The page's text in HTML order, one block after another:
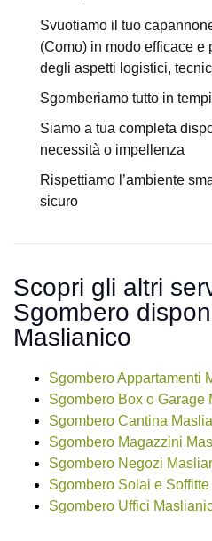
Svuotiamo il tuo
(Como) in modo efficace
degli aspetti logistici,
Sgomberiamo tutto in
Siamo a tua completa
necessità o impellenza
Rispettiamo l’ambiente
sicuro
Scopri gli altri
Sgombero
Maslianico
Sgombero Appartamenti
Sgombero Box o Garage
Sgombero Cantina
Sgombero Magazzini
Sgombero Negozi
Sgombero Solai e
Sgombero Uffici